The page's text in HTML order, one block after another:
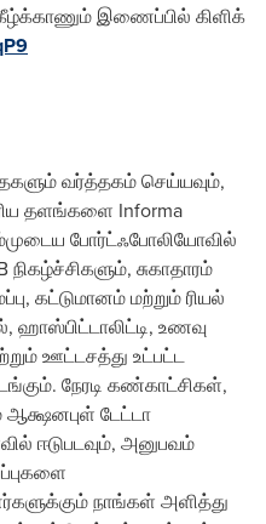
கீழ்க்காணும் இணைப்பில் கிளிக்
வர்த்தகம் செய்யவும்,
தளங்களை Informa
போர்ட்ஃபோலியோவில்
சுகாதாரம்
கட்டுமானம் மற்றும் ரியல்
உணவு
ஊட்டசத்து உட்பட்ட
நேரடி கண்காட்சிகள்,
ஆக்ஷனபுள் டேட்டா
ஈடுபடவும், அனுபவம்
நாங்கள் அளித்து